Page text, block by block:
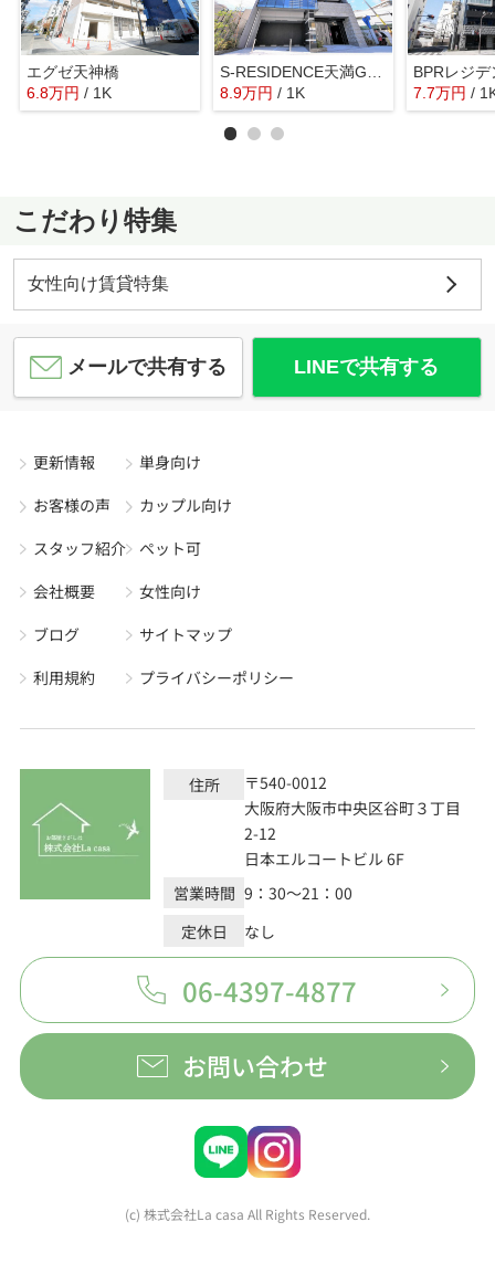
エグゼ天神橋
6.8万円 / 1K
8.9万円 / 1K
BPRレジ
7.7万円 /
こだわり特集
女性向け賃貸特集
メールで共有する LINEで共有する
更新情報
お客様の声
スタッフ紹介
会社概要
ブログ
利用規約
単身向け
カップル向け
ペット可
女性向け
サイトマップ
プライバシーポリシー
住所
〒540-0012
大阪府大阪市中央区谷町３丁目
2-12
日本エルコートビル 6F
営業時間 9：30～21：00
定休日
なし
06-4397-4877
お問い合わせ
(c) 株式会社La casa All Rights Reserved.